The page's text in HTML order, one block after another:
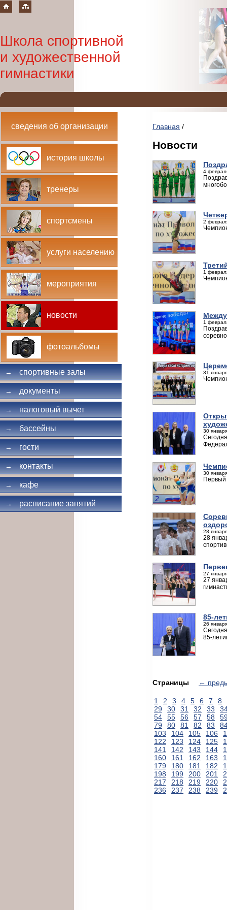
Школа спортивной
и художественной
гимнастики
сведения об организации
история школы
тренеры
спортсмены
услуги населению
мероприятия
новости
фотоальбомы
→ спортивные залы
→ документы
→ налоговый вычет
→ бассейны
→ гости
→ контакты
→ кафе
→ расписание занятий
Главная /
Новости
4
2
1
1
31
30
30
Первый
28
28
27
27
85-
26
85-
Страницы ←
1 2 3 4 5 6 7
8
29
30 31 32 33
54
55 56 57 58
79
80 81 82 83
103
104 105 106
122
123 124 125
141
142 143 144
160
161 162 163
179
180 181 182
198
199 200 201
217
218 219 220
236
237 238 239